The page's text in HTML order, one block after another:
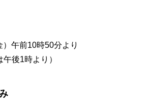
午前10時50分より
午後1時より）